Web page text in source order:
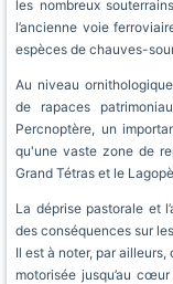
les nombreux
l’ancienne voie
espèces de chauves-
Au niveau
de rapaces
Percnoptère, un
qu'une vaste zone de
Grand Tétras et le
La déprise pastorale et
des conséquences sur
Il est à noter, par
motorisée jusqu’au